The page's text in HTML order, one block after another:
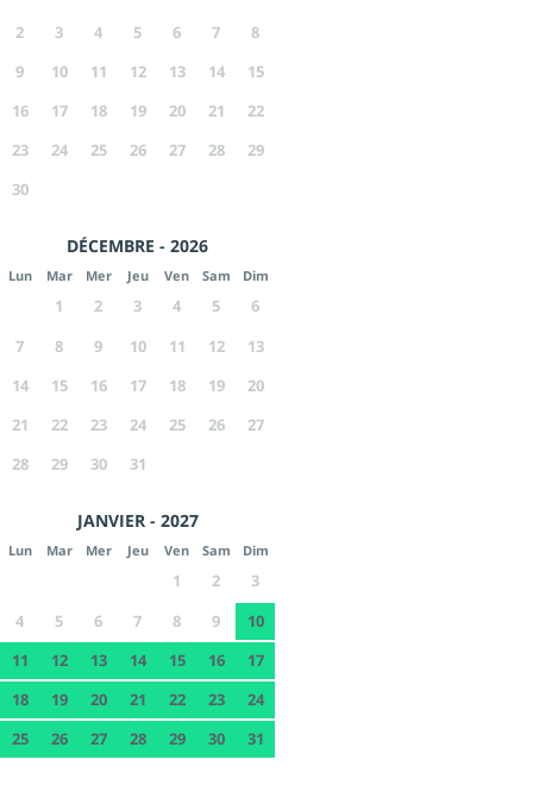
2
3 4 5 6 7
8
9
10 11 12 13 14
15
16
17 18 19 20 21
22
23
24 25 26 27 28
29
30
DÉCEMBRE - 2026
Lun Mar Mer Jeu Ven Sam Dim
1 2 3 4 5
6
7
8 9 10 11 12
13
14
15 16 17 18 19
20
21
22 23 24 25 26
27
28
29 30 31
JANVIER - 2027
Lun Mar Mer Jeu Ven Sam Dim
1 2
3
4
5 6 7 8 9
10
11
12 13 14 15 16
17
18
19 20 21 22 23
24
25
26 27 28 29 30 31